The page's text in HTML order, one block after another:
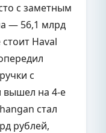
с заметным
— 56,1 млрд
Haval
с
вышел на 4-е
стал
рублей,